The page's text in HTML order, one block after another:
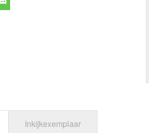
Inkijkexemplaar